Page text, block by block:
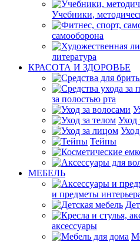
Учебники,
самооборона
литература
КРАСОТА И ЗДОРОВЬЕ
за полостью рта
Уход
Тейпы
МЕБЕЛЬ
и предметы
аксессуары